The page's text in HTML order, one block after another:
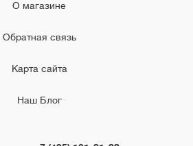
О магазине
Обратная связь
Карта сайта
Наш Блог